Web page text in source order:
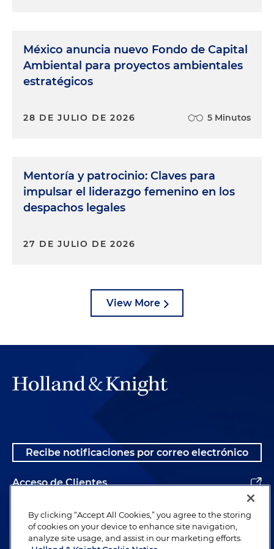
Holland & Knight les damos las gracias también a
ustedes por acompañarnos y esperamos que nos
acompañen en un próximo episodio.
México anuncia nuevo Fondo de Capital
Ambiental para proyectos ambientales
estratégicos
28 DE JULIO DE 2026 5 Minutos
Mentoría y patrocinio: Claves para
impulsar el liderazgo femenino en los
despachos legales
27 DE JULIO DE 2026
View More
Recibe notificaciones por correo electrónico
Acceso de Clientes
Alumnos
By clicking “Accept All Cookies,” you agree to the storing
of cookies on your device to enhance site navigation,
analyze site usage, and assist in our marketing efforts.